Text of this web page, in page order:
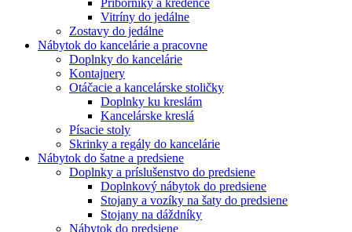
Vitríny do jedálne
Zostavy do jedálne
Nábytok do kancelárie a pracovne
Doplnky do kancelárie
Kontajnery
Otáčacie a kancelárske stoličky
Doplnky ku kreslám
Kancelárske kreslá
Písacie stoly
Skrinky a regály do kancelárie
Nábytok do šatne a predsiene
Doplnky a príslušenstvo do predsiene
Doplnkový nábytok do predsiene
Stojany a vozíky na šaty do predsiene
Stojany na dáždníky
Nábytok do predsiene